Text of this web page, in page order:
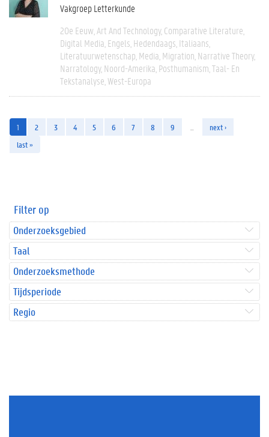
Vakgroep Letterkunde
20e Eeuw Art And Technology Comparative Literature
Digital Media Engels Hedendaags Italiaans
Literatuurwetenschap Media Migration Narrative Theory
Narratology Noord-Amerika Posthumanism Taal- En
Tekstanalyse West-Europa
1 2 3 4 5 6 7 8 9
next ›
last »
Filter op
Onderzoeksgebied
Taal
Onderzoeksmethode
Tijdsperiode
Regio